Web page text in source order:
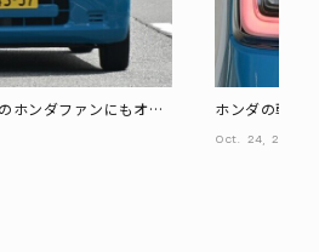
ホンダファンにもオス
ホンダの軽
密あり? 開発
Oct. 24, 2025